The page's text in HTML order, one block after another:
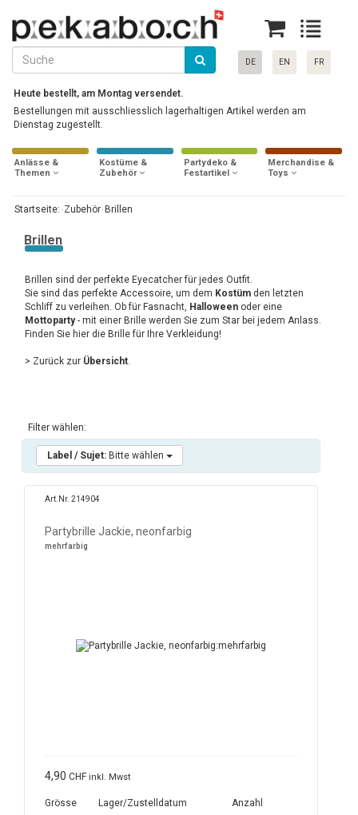
DE EN FR
Heute bestellt, am Montag versendet.
Bestellungen mit ausschliesslich lagerhaltigen Artikel werden am
Dienstag zugestellt.
Anlässe &
Themen
Kostüme &
Zubehör
Partydeko &
Festartikel
Merchandise &
Toys
Startseite: Zubehör Brillen
Brillen
Brillen sind der perfekte Eyecatcher für jedes Outfit.
Sie sind das perfekte Accessoire, um dem Kostüm den letzten
Schliff zu verleihen. Ob für Fasnacht, Halloween oder eine
Mottoparty- mit einer Brille werden Sie zum Star bei jedem Anlass.
Finden Sie hier die Brille für Ihre Verkleidung!
> Zurück zur Übersicht.
Filter wählen:
Label / Sujet: Bitte wählen
Art.Nr. 214904
Partybrille Jackie, neonfarbig
mehrfarbig
4,90 CHF inkl. Mwst
Grösse Lager/Zustelldatum Anzahl